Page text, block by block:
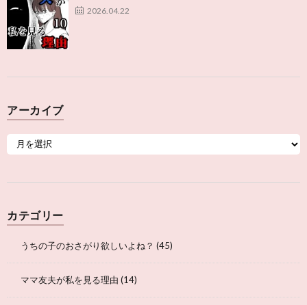
2026.04.22
アーカイブ
カテゴリー
うちの子のおさがり欲しいよね？ (45)
ママ友夫が私を見る理由 (14)